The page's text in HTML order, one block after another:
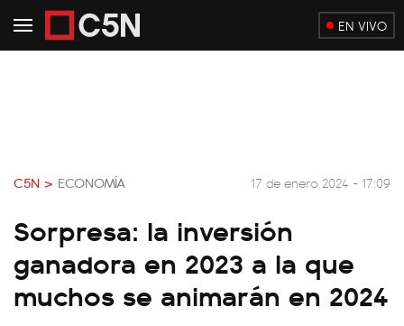
EN VIVO
C5N > ECONOMÍA 17 de enero 2024 - 17:09
Sorpresa: la inversión
ganadora en 2023 a la que
muchos se animarán en 2024